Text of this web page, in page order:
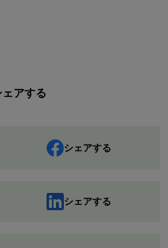
アする
シェアする
シェアする